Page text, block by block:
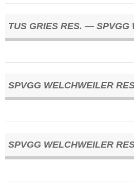
TUS GRIES RES. — SPVGG
SPVGG WELCHWEILER
SPVGG WELCHWEILER